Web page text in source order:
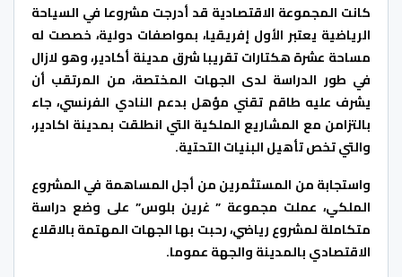
كانت المجموعة الاقتصادية قد أدرجت مشروعا في السياحة
الرياضية يعتبر الأول إفريقيا، بمواصفات دولية، خصصت له
مساحة عشرة هكتارات تقريبا شرق مدينة أكادير، وهو لازال
في طور الدراسة لدى الجهات المختصة، من المرتقب أن
يشرف عليه طاقم تقني مؤهل بدعم النادي الفرنسي، جاء
بالتزامن مع المشاريع الملكية التي انطلقت بمدينة اكادير،
والتي تخص تأهيل البنيات التحتية.
واستجابة من المستثمرين من أجل المساهمة في المشروع
الملكي، عملت مجموعة ” غرين بلوس” على وضع دراسة
متكاملة لمشروع رياضي، رحبت بها الجهات المهتمة بالاقلاع
الاقتصادي بالمدينة والجهة عموما.